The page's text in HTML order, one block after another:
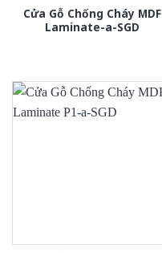
Cửa Gỗ Chống Cháy MDF
Laminate-a-SGD